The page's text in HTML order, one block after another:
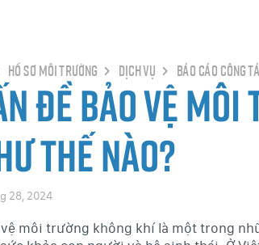
Hồ sơ môi trường Dịch vụ Báo cáo công
đề bảo vệ
thế nào?
28, 2024
vệ môi trường không khí là một trong